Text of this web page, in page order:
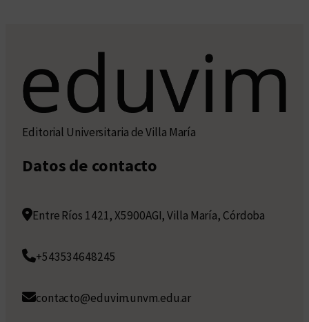
Editorial Universitaria de Villa María
Datos de contacto
Entre Ríos 1421, X5900AGI, Villa María, Córdoba
+543534648245
contacto@eduvim.unvm.edu.ar